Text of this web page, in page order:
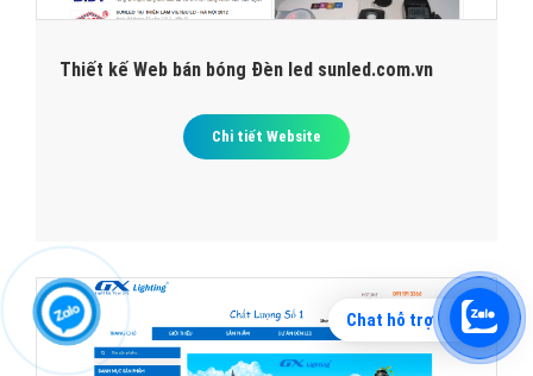
Thiết kế Web bán bóng Đèn led sunled.com.vn
Chi tiết Website
Chat hỗ trợ